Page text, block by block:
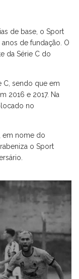
de base, o Sport
de fundação. O
da Série C do
C, sendo que em
2016 e 2017. Na
no
em nome do
o Sport